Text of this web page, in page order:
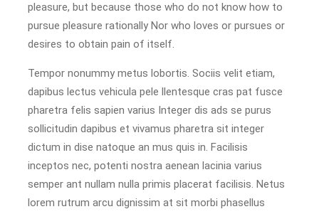
pleasure, but because those who do not know how to
pursue pleasure rationally Nor who loves or pursues or
desires to obtain pain of itself.
Tempor nonummy metus lobortis. Sociis velit etiam,
dapibus lectus vehicula pele llentesque cras pat fusce
pharetra felis sapien varius Integer dis ads se purus
sollicitudin dapibus et vivamus pharetra sit integer
dictum in dise natoque an mus quis in. Facilisis
inceptos nec, potenti nostra aenean lacinia varius
semper ant nullam nulla primis placerat facilisis. Netus
lorem rutrum arcu dignissim at sit morbi phasellus